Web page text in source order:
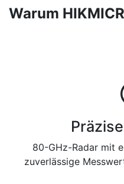
Warum
80-GHz-Radar mit
zuverlässige